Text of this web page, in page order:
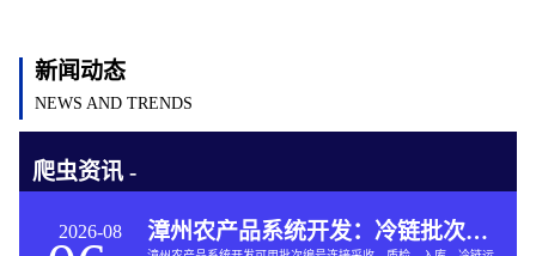
新闻动态
NEWS AND TRENDS
爬虫资讯 -
2026-08 漳州农产品系统开发：冷链批次如何连接仓储与售后